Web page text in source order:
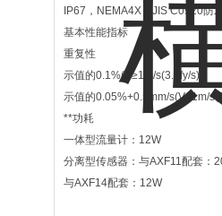
IP67，NEMA4X，JIS C0920防
基本性能指标
重复性
示值的0.1%(V≥1m/s(3.3fy/s))
示值的0.05%+0.5mm/s(V<1m/
**功耗
一体型流量计：12W
分离型传感器：与AXF11配套：
与AXF14配套：12W